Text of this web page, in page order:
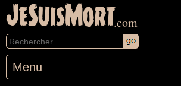
JeSuisMort.com
Menu